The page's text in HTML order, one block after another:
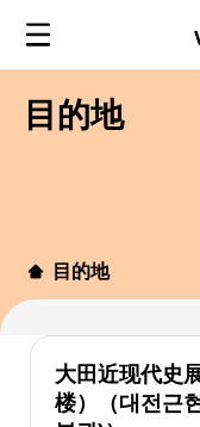
目的地
目的地
大田近现代史
楼）（대전근